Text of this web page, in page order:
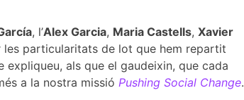
, l’Alex Garcia, Maria Castells,Xavier
les particularitats de lot que hem repartit
als que el gaudeixin, que cada
a la nostra missióPushing Social Change.